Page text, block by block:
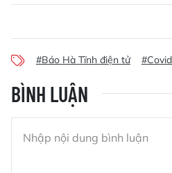
#Báo Hà Tĩnh điện tử
BÌNH LUẬN